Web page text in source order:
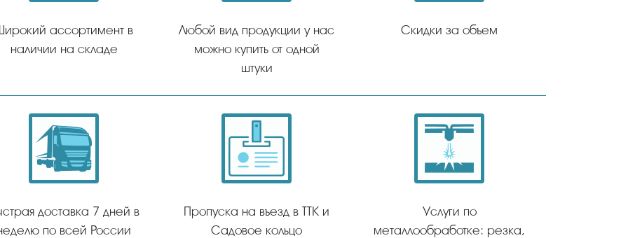
ассортимент в
наличии на складе
Любой вид продукции у нас
можно купить от одной
штуки
Скидки за объем
доставка 7 дней в
по всей России
Пропуска на въезд в ТТК и
Садовое кольцо
Услуги по
металлообработке: резка,